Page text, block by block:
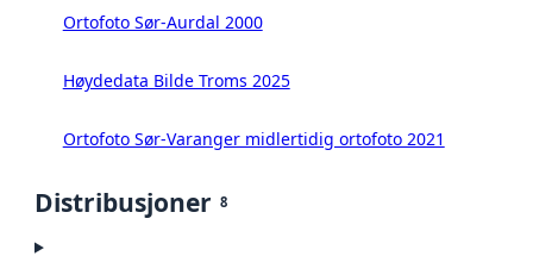
Ortofoto Sør-Aurdal 2000
Høydedata Bilde Troms 2025
Ortofoto Sør-Varanger midlertidig ortofoto 2021
Distribusjoner 8